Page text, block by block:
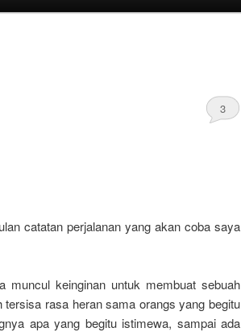
3
catatan perjalanan yang akan coba saya
muncul keinginan untuk membuat sebuah
rasa heran sama orangs yang begitu
apa yang begitu istimewa, sampai ada